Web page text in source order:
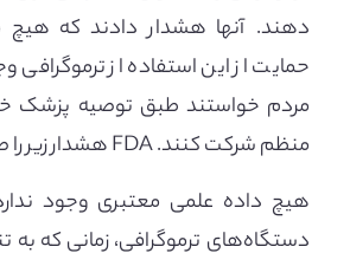
دهند. آنها هشدار دادند که هیچ
حمایت از این استفاده از ترموگرافی
مردم خواستند طبق توصیه پزشک
منظم شرکت کنند. FDA هشدار زیر را صادر کرد:
هیچ داده علمی معتبری وجود
دستگاه‌های ترموگرافی، زمانی که به